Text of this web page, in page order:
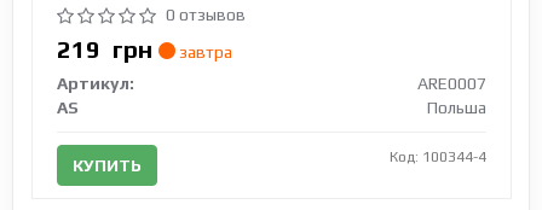
0 отзывов
219 грн
завтра
Артикул:
ARE0007
AS
Польша
КУПИТЬ Код: 100344-4